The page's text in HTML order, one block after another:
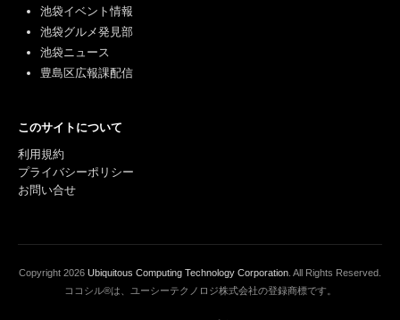
池袋イベント情報
池袋グルメ発見部
池袋ニュース
豊島区広報課配信
このサイトについて
利用規約
プライバシーポリシー
お問い合せ
Copyright 2026 Ubiquitous Computing Technology Corporation . All Rights Reserved.
ココシル®は、ユーシーテクノロジ株式会社の登録商標です。